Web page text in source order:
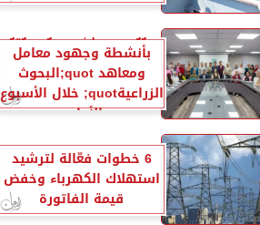
الزراعةquot; تنشر تقريرًا
بأنشطة وجهود معامل
ومعاهد quot;البحوث
الزراعيةquot; خلال الأسبوع
الأول...
6 خطوات فعّالة لترشيد
استهلاك الكهرباء وخفض
قيمة الفاتورة